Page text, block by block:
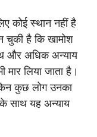
कोई स्थान नहीं है
चुकी है कि खामोश
और अधिक अन्याय
लिया जाता है।
कुछ लोग उनका
साथ यह अन्याय